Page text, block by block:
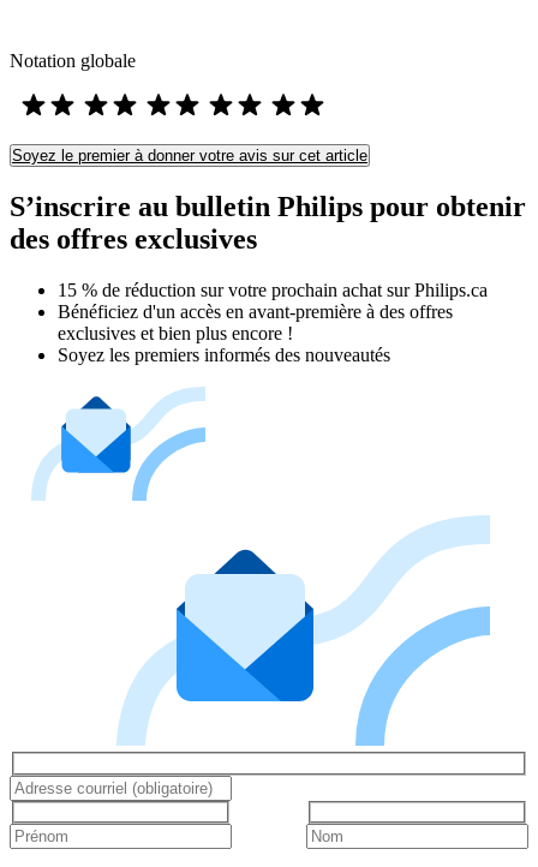
Notation globale
Soyez le premier à donner votre avis sur cet article
S’inscrire au bulletin Philips pour obtenir
des offres exclusives
15 % de réduction sur votre prochain achat sur Philips.ca​
Bénéficiez d'un accès en avant-première à des offres
exclusives et bien plus encore !
Soyez les premiers informés des nouveautés